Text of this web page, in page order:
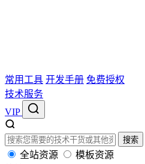
常用工具 开发手册 免费授权
技术服务
VIP
搜索
全站资源
模板资源